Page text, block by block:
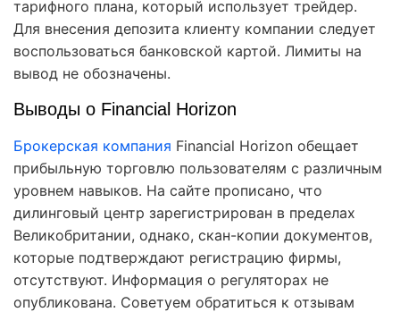
тарифного плана, который использует трейдер.
Для внесения депозита клиенту компании следует
воспользоваться банковской картой. Лимиты на
вывод не обозначены.
Выводы о Financial Horizon
Брокерская компания Financial Horizon обещает
прибыльную торговлю пользователям с различным
уровнем навыков. На сайте прописано, что
дилинговый центр зарегистрирован в пределах
Великобритании, однако, скан-копии документов,
которые подтверждают регистрацию фирмы,
отсутствуют. Информация о регуляторах не
опубликована. Советуем обратиться к отзывам